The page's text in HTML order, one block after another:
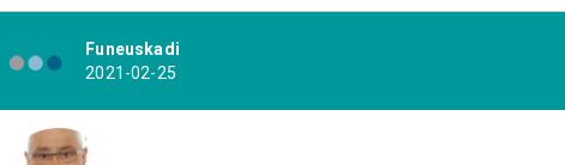
Funeuskadi
2021-02-25